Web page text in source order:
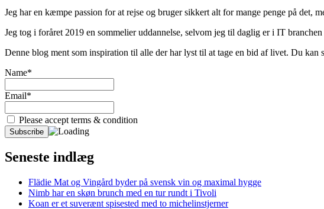
Jeg har en kæmpe passion for at rejse og bruger sikkert alt for mange penge på det,
Jeg tog i foråret 2019 en sommelier uddannelse, selvom jeg til daglig er i IT
Denne blog ment som inspiration til alle der har lyst til at tage en bid af livet. Du kan
Name*
Email*
Please accept terms & condition
Seneste indlæg
Flädie Mat og Vingård byder på svensk vin og maximal hygge
Nimb har en skøn brunch med en tur rundt i Tivoli
Koan er et suverænt spisested med to michelinstjerner